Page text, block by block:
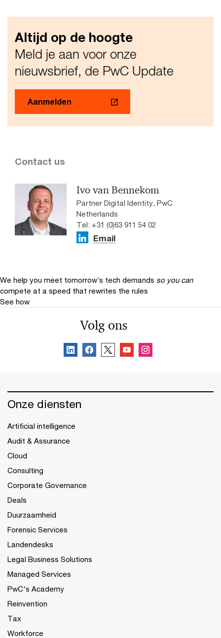
Altijd op de hoogte
Meld je aan voor onze
nieuwsbrief, de PwC Update
Aanmelden
Contact us
Ivo van Bennekom
Partner Digital Identity, PwC
Netherlands
Tel: +31 (0)63 911 54 02
Email
We help you meet tomorrow’s tech demands so you can
compete at a speed that rewrites the rules
See how
Volg ons
Onze diensten
Artificial intelligence
Audit & Assurance
Cloud
Consulting
Corporate Governance
Deals
Duurzaamheid
Forensic Services
Landendesks
Legal Business Solutions
Managed Services
PwC's Academy
Reinvention
Tax
Workforce